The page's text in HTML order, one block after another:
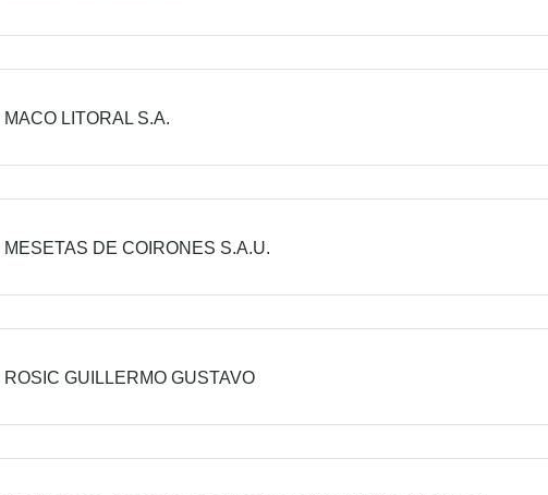
MACO LITORAL S.A.
MESETAS DE COIRONES S.A.U.
ROSIC GUILLERMO GUSTAVO